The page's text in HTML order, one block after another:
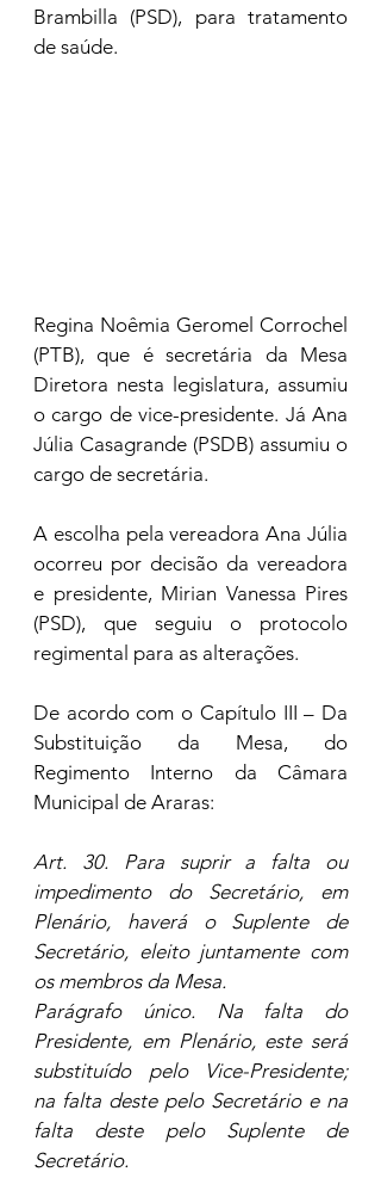
Brambilla (PSD), para tratamento
de saúde.
Regina Noêmia Geromel Corrochel
(PTB), que é secretária da Mesa
Diretora nesta legislatura, assumiu
o cargo de vice-presidente. Já Ana
Júlia Casagrande (PSDB) assumiu o
cargo de secretária.
A escolha pela vereadora Ana Júlia
ocorreu por decisão da vereadora
e presidente, Mirian Vanessa Pires
(PSD), que seguiu o protocolo
regimental para as alterações.
De acordo com o Capítulo III – Da
Substituição da Mesa, do
Regimento Interno da Câmara
Municipal de Araras:
Art. 30. Para suprir a falta ou
impedimento do Secretário, em
Plenário, haverá o Suplente de
Secretário, eleito juntamente com
os membros da Mesa.
Parágrafo único. Na falta do
Presidente, em Plenário, este será
substituído pelo Vice-Presidente;
na falta deste pelo Secretário e na
falta deste pelo Suplente de
Secretário.